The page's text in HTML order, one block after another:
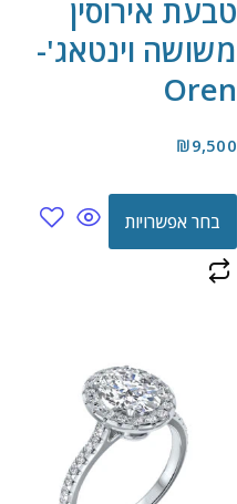
טבעת אירוסין
משושה וינטאג'-
Oren
₪9,500
בחר אפשרויות